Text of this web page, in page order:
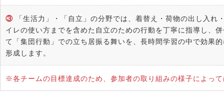
③
「生活力」・「自立」の分野では、着替え・荷物の出し入れ
イレの使い方までを含めた自立のための行動を丁寧に指導し、
て「集団行動」での立ち居振る舞いを、長時間学習の中で効果
形成します。
※各チームの目標達成のため、参加者の取り組みの様子によっ